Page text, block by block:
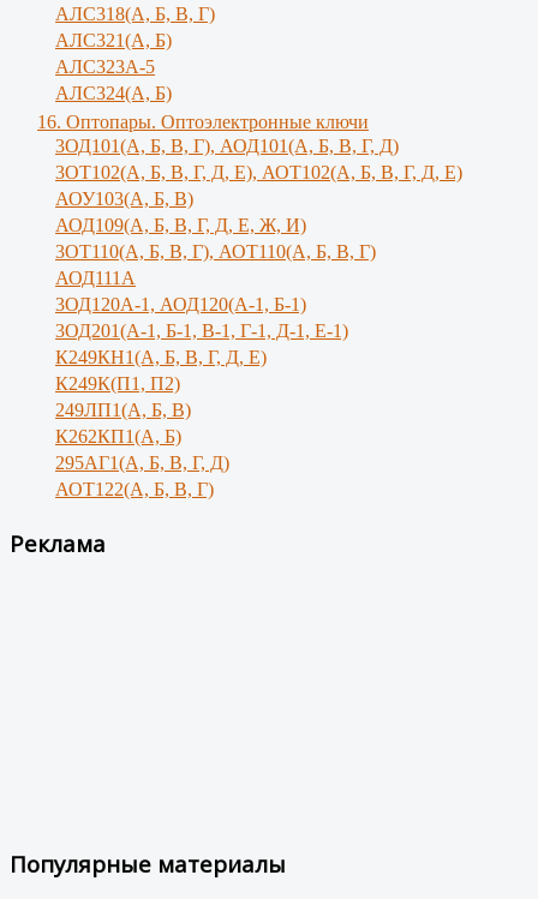
АЛС318(А, Б, В, Г)
АЛС321(А, Б)
АЛС323А-5
АЛС324(А, Б)
16. Оптопары. Оптоэлектронные ключи
3ОД101(А, Б, В, Г), АОД101(А, Б, В, Г, Д)
3ОТ102(А, Б, В, Г, Д, Е), АОТ102(А, Б, В, Г, Д, Е)
АОУ103(А, Б, В)
АОД109(А, Б, В, Г, Д, Е, Ж, И)
3ОТ110(А, Б, В, Г), АОТ110(А, Б, В, Г)
АОД111А
3ОД120А-1, АОД120(А-1, Б-1)
3ОД201(А-1, Б-1, В-1, Г-1, Д-1, Е-1)
К249КН1(А, Б, В, Г, Д, Е)
К249К(П1, П2)
249ЛП1(А, Б, В)
К262КП1(А, Б)
295АГ1(А, Б, В, Г, Д)
АОТ122(А, Б, В, Г)
Реклама
Популярные материалы